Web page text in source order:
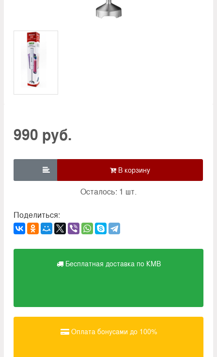
990 руб.

Осталось: 1 шт.
Поделиться:
Бесплатная доставка по КМВ
Оплата бонусами до 100%